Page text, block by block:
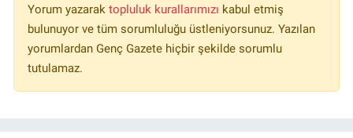
Yorum yazarak topluluk kurallarımızı kabul etmiş
bulunuyor ve tüm sorumluluğu üstleniyorsunuz. Yazılan
yorumlardan Genç Gazete hiçbir şekilde sorumlu
tutulamaz.